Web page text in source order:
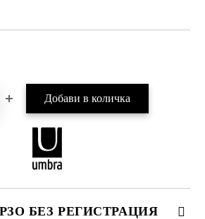
БЕЗ РЕГИСТРАЦИЯ